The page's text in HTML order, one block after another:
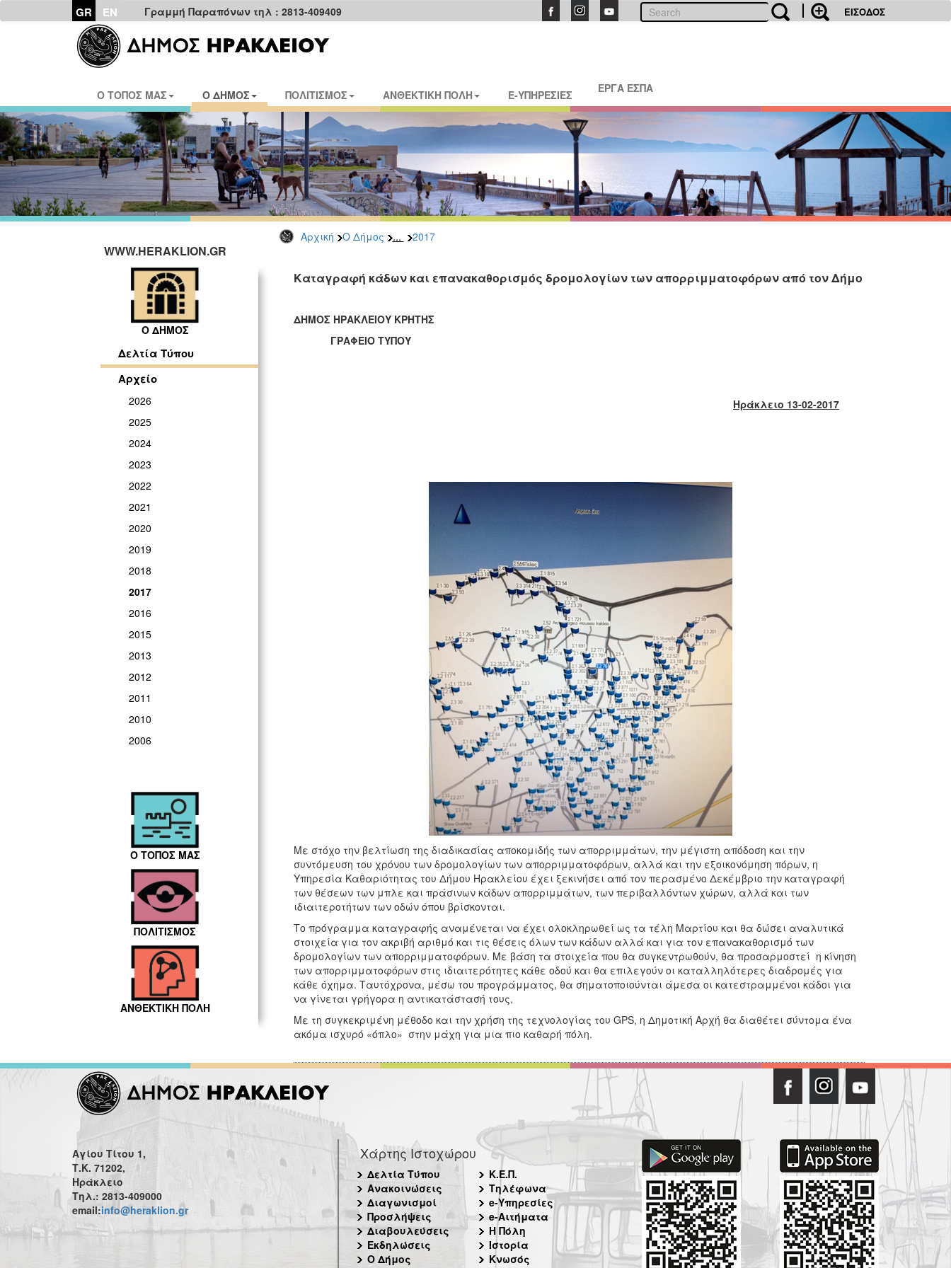
GR EN Γραμμή Παραπόνων τηλ : 2813-409409 ΕΙΣΟΔΟΣ
Ο ΤΟΠΟΣ ΜΑΣ Ο ΔΗΜΟΣ ΠΟΛΙΤΙΣΜΟΣ ΑΝΘΕΚΤΙΚΗ ΠΟΛΗ E-ΥΠΗΡΕΣΙΕΣ ΕΡΓΑ ΕΣΠΑ
Αρχική Ο Δήμος ... 2017
WWW.HERAKLION.GR
Ο ΔΗΜΟΣ
Δελτία Τύπου
Αρχείο
2026
2025
2024
2023
2022
2021
2020
2019
2018
2017
2016
2015
2013
2012
2011
2010
2006
Ο ΤΟΠΟΣ ΜΑΣ
ΠΟΛΙΤΙΣΜΟΣ
ΑΝΘΕΚΤΙΚΗ ΠΟΛΗ
Καταγραφή κάδων και επανακαθορισμός δρομολογίων των απορριμματοφόρων από τον Δήμο
ΔΗΜΟΣ ΗΡΑΚΛΕΙΟΥ ΚΡΗΤΗΣ
ΓΡΑΦΕΙΟ ΤΥΠΟΥ
Ηράκλειο 13-02-2017
Με στόχο την βελτίωση της διαδικασίας αποκομιδής των απορριμμάτων, την μέγιστη απόδοση και την
συντόμευση του χρόνου των δρομολογίων των απορριμματοφόρων, αλλά και την εξοικονόμηση πόρων, η
Υπηρεσία Καθαριότητας του Δήμου Ηρακλείου έχει ξεκινήσει από τον περασμένο Δεκέμβριο την καταγραφή
των θέσεων των μπλε και πράσινων κάδων απορριμμάτων, των περιβαλλόντων χώρων, αλλά και των
ιδιαιτεροτήτων των οδών όπου βρίσκονται.
Το πρόγραμμα καταγραφής αναμένεται να έχει ολοκληρωθεί ως τα τέλη Μαρτίου και θα δώσει αναλυτικά
στοιχεία για τον ακριβή αριθμό και τις θέσεις όλων των κάδων αλλά και για τον επανακαθορισμό των
δρομολογίων των απορριμματοφόρων. Με βάση τα στοιχεία που θα συγκεντρωθούν, θα προσαρμοστεί η κίνηση
των απορριμματοφόρων στις ιδιαιτερότητες κάθε οδού και θα επιλεγούν οι καταλληλότερες διαδρομές για
κάθε όχημα. Ταυτόχρονα, μέσω του προγράμματος, θα σηματοποιούνται άμεσα οι κατεστραμμένοι κάδοι για
να γίνεται γρήγορα η αντικατάστασή τους,
Με τη συγκεκριμένη μέθοδο και την χρήση της τεχνολογίας του GPS, η Δημοτική Αρχή θα διαθέτει σύντομα ένα
ακόμα ισχυρό «όπλο» στην μάχη για μια πιο καθαρή πόλη.
Αγίου Τίτου 1,
Τ.Κ. 71202,
Ηράκλειο
Τηλ.: 2813-409000
email:info@heraklion.gr
Χάρτης Ιστοχώρου
Δελτία Τύπου
Ανακοινώσεις
Διαγωνισμοί
Προσλήψεις
Διαβουλεύσεις
Εκδηλώσεις
Ο Δήμος
Κ.Ε.Π.
Τηλέφωνα
e-Υπηρεσίες
e-Αιτήματα
Η Πόλη
Ιστορία
Κνωσός